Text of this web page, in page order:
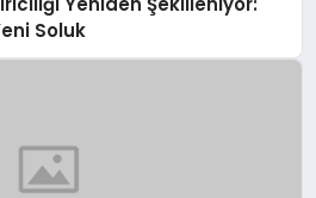
Soluk